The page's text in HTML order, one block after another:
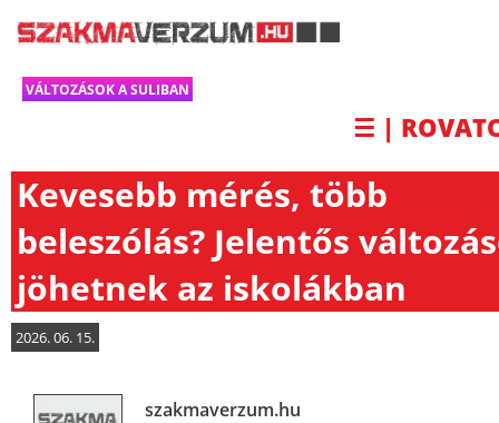
VÁLTOZÁSOK A SULIBAN
☰ |
Kevesebb mérés, több
beleszólás? Jelentős
jöhetnek az iskolákban
2026. 06. 15.
szakmaverzum.hu